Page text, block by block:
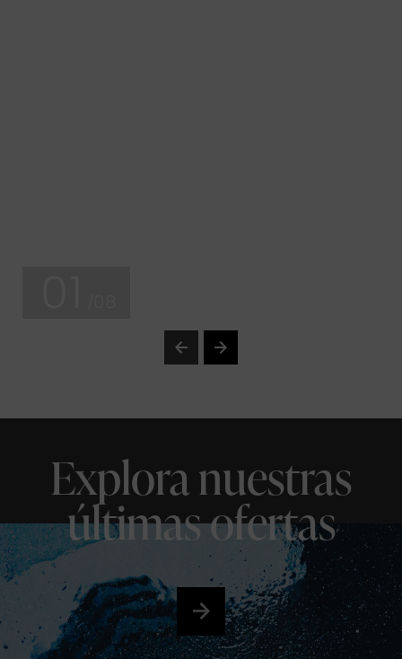
Explora nuestras
últimas ofertas